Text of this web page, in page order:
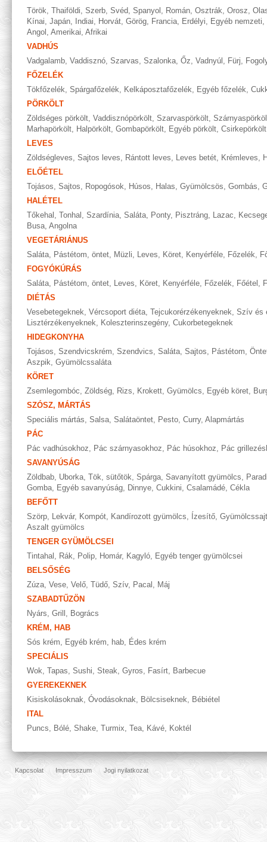
Török, Thaiföldi, Szerb, Svéd, Spanyol , Román, Osztrák, Orosz,
Kínai, Japán, Indiai, Horvát, Görög, Francia, Erdélyi, Egyéb nemzeti,
Angol , Amerikai, Afrikai
VADHÚS
Vadgalamb, Vaddisznó, Szarvas, Szalonka, Őz, Vadnyúl , Fürj,
FŐZELÉK
Tökfőzelék, Spárgafőzelék, Kelkáposztafőzelék, Egyéb főzelék,
PÖRKÖLT
Zöldséges pörkölt, Vaddisznópörkölt, Szarvaspörkölt,
Marhapörkölt, Halpörkölt, Gombapörkölt, Egyéb pörkölt, Csirkepörkölt
LEVES
Zöldségleves, Sajtos leves, Rántott leves, Leves betét, Krémleves,
ELŐÉTEL
Tojásos, Sajtos, Ropogósok, Húsos, Halas, Gyümölcsös, Gombás,
HALÉTEL
Tőkehal , Tonhal , Szardínia, Saláta, Ponty, Pisztráng, Lazac,
Busa, Angolna
VEGETÁRIÁNUS
Saláta, Pástétom, öntet, Müzli, Leves, Köret, Kenyérféle, Főzelék,
FOGYÓKÚRÁS
Saláta, Pástétom, öntet, Leves, Köret, Kenyérféle, Főzelék, Főétel ,
DIÉTÁS
Vesebetegeknek, Vércsoport diéta, Tejcukorérzékenyeknek, Szív és
Lisztérzékenyeknek, Koleszterinszegény, Cukorbetegeknek
HIDEGKONYHA
Tojásos, Szendvicskrém, Szendvics, Saláta, Sajtos, Pástétom,
Aszpik, Gyümölcssaláta
KÖRET
Zsemlegombóc, Zöldség, Rizs, Krokett, Gyümölcs, Egyéb köret,
SZÓSZ, MÁRTÁS
Speciális mártás, Salsa, Salátaöntet, Pesto, Curry, Alapmártás
PÁC
Pác vadhúsokhoz, Pác szárnyasokhoz, Pác húsokhoz, Pác
SAVANYÚSÁG
Zöldbab, Uborka, Tök, sütőtök, Spárga, Savanyított gyümölcs,
Gomba, Egyéb savanyúság, Dinnye, Cukkini, Csalamádé, Cékla
BEFŐTT
Szörp, Lekvár, Kompót, Kandírozott gyümölcs, Ízesítő, Gyümölcssajt
Aszalt gyümölcs
TENGER GYÜMÖLCSEI
Tintahal , Rák, Polip, Homár, Kagyló, Egyéb tenger gyümölcsei
BELSŐSÉG
Zúza, Vese, Velő, Tüdő, Szív, Pacal , Máj
SZABADTŰZÖN
Nyárs, Grill , Bogrács
KRÉM, HAB
Sós krém, Egyéb krém, hab, Édes krém
SPECIÁLIS
Wok, Tapas, Sushi, Steak, Gyros, Fasírt, Barbecue
GYEREKEKNEK
Kisiskolásoknak, Óvodásoknak, Bölcsiseknek, Bébiétel
ITAL
Puncs, Bólé, Shake, Turmix, Tea, Kávé, Koktél
Kapcsolat Impresszum Jogi nyilatkozat